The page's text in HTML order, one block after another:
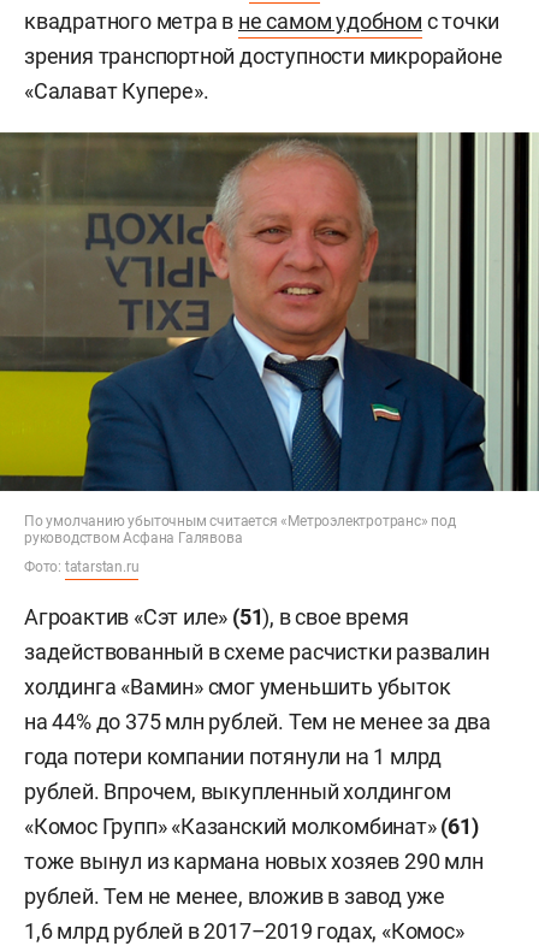
квадратного метра в не самом удобном с точки
зрения транспортной доступности микрорайоне
«Салават Купере».
По умолчанию убыточным считается «Метроэлектротранс» под
руководством Асфана Галявова
Фото: tatarstan.ru
Агроактив «Сэт иле» (51), в свое время
задействованный в схеме расчистки развалин
холдинга «Вамин» смог уменьшить убыток
на 44% до 375 млн рублей. Тем не менее за два
года потери компании потянули на 1 млрд
рублей. Впрочем, выкупленный холдингом
«Комос Групп» «Казанский молкомбинат»(61)
тоже вынул из кармана новых хозяев 290 млн
рублей. Тем не менее, вложив в завод уже
1,6 млрд рублей в 2017–2019 годах, «Комос»